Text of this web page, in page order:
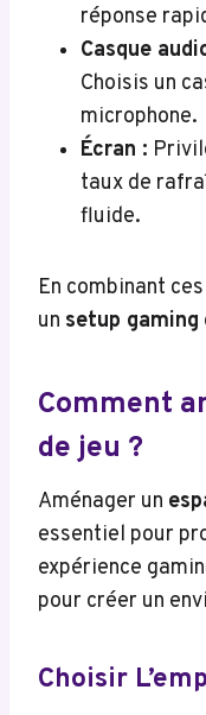
réponse
Casque
Choisis un
microphone.
Écran :
taux de
fluide.
En combinant
un setup gaming
Comment
de jeu ?
Aménager un
essentiel pour
expérience
pour créer un
Choisir